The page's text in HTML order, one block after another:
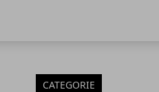
CATEGORIE